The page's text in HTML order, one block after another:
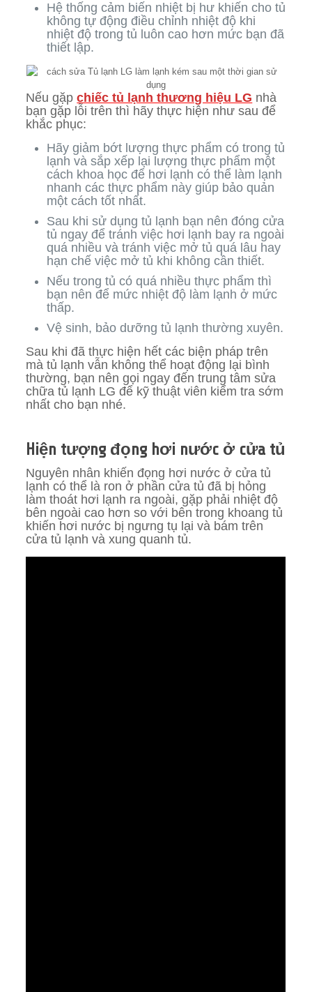
Hệ thống cảm biến nhiệt bị hư khiến cho tủ
không tự động điều chỉnh nhiệt độ khi
nhiệt độ trong tủ luôn cao hơn mức bạn đã
thiết lập.
Nếu gặpchiếc tủ lạnh thương hiệu LG nhà
bạn gặp lỗi trên thì hãy thực hiện như sau để
khắc phục:
Hãy giảm bớt lượng thực phẩm có trong tủ
lạnh và sắp xếp lại lượng thực phẩm một
cách khoa học để hơi lạnh có thể làm lạnh
nhanh các thực phẩm này giúp bảo quản
một cách tốt nhất.
Sau khi sử dụng tủ lạnh bạn nên đóng cửa
tủ ngay để tránh việc hơi lạnh bay ra ngoài
quá nhiều và tránh việc mở tủ quá lâu hay
hạn chế việc mở tủ khi không cần thiết.
Nếu trong tủ có quá nhiều thực phẩm thì
bạn nên để mức nhiệt độ làm lạnh ở mức
thấp.
Vệ sinh, bảo dưỡng tủ lạnh thường xuyên.
Sau khi đã thực hiện hết các biện pháp trên
mà tủ lạnh vẫn không thể hoạt động lại bình
thường, bạn nên gọi ngay đến trung tâm sửa
chữa tủ lạnh LG để kỹ thuật viên kiểm tra sớm
nhất cho bạn nhé.
Hiện tượng đọng hơi nước ở cửa tủ
Nguyên nhân khiến đọng hơi nước ở cửa tủ
lạnh có thể là ron ở phần cửa tủ đã bị hỏng
làm thoát hơi lạnh ra ngoài, gặp phải nhiệt độ
bên ngoài cao hơn so với bên trong khoang tủ
khiến hơi nước bị ngưng tụ lại và bám trên
cửa tủ lạnh và xung quanh tủ.